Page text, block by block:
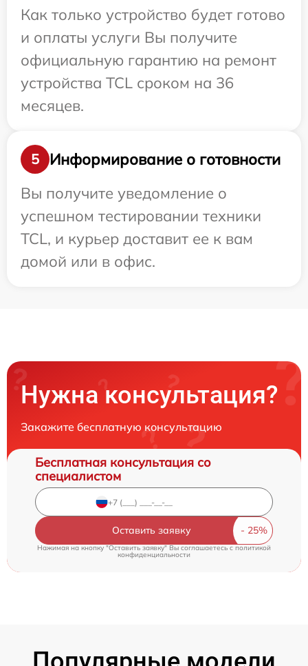
Как только устройство будет готово
и оплаты услуги Вы получите
официальную гарантию на ремонт
устройства TCL сроком на 36
месяцев.
5
Информирование о готовности
Вы получите уведомление о
успешном тестировании техники
TCL, и курьер доставит ее к вам
домой или в офис.
Нужна консультация?
Закажите бесплатную консультацию
Бесплатная консультация со
специалистом
Оставить заявку
Нажимая на кнопку "Оставить заявку" Вы соглашаетесь cполитикой
конфиденциальности